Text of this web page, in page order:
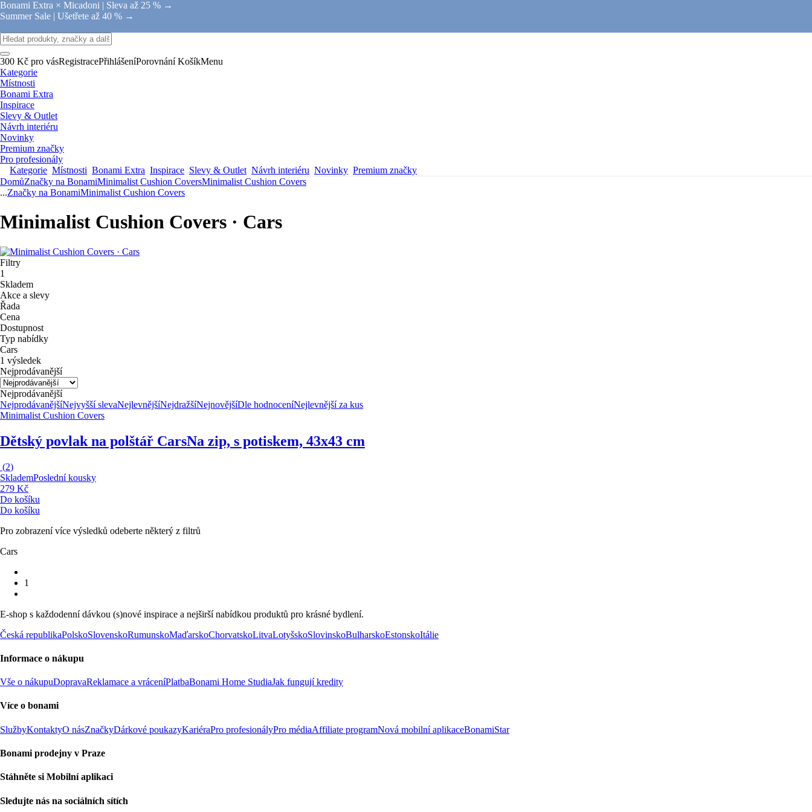
Bonami Extra × Micadoni | Sleva až 25 % →
Summer Sale | Ušetřete až 40 % →
300 Kč pro vásRegistracePřihlášeníPorovnání KošíkMenu
Kategorie
Místnosti
Bonami Extra
Inspirace
Slevy & Outlet
Návrh interiéru
Novinky
Premium značky
Pro profesionály
Kategorie Místnosti Bonami Extra Inspirace Slevy & Outlet Návrh interiéru Novinky Premium značky
DomůZnačky na BonamiMinimalist Cushion CoversMinimalist Cushion Covers
...Značky na BonamiMinimalist Cushion Covers
Minimalist Cushion Covers · Cars
Filtry
1
Skladem
Akce a slevy
Řada
Cena
Dostupnost
Typ nabídky
Cars
1 výsledek
Nejprodávanější
Nejprodávanější
NejprodávanějšíNejvyšší slevaNejlevnějšíNejdražšíNejnovějšíDle hodnoceníNejlevnější za kus
Minimalist Cushion Covers
Dětský povlak na polštář CarsNa zip, s potiskem, 43x43 cm
(2)
SklademPoslední kousky
279 Kč
Do košíku
Do košíku
Pro zobrazení více výsledků odeberte některý z filtrů
Cars
1
E-shop s každodenní dávkou (s)nové inspirace a nejširší nabídkou produktů pro krásné bydlení.
Česká republikaPolskoSlovenskoRumunskoMaďarskoChorvatskoLitvaLotyšskoSlovinskoBulharskoEstonskoItálie
Informace o nákupu
Vše o nákupuDopravaReklamace a vráceníPlatbaBonami Home StudiaJak fungují kredity
Více o bonami
SlužbyKontaktyO násZnačkyDárkové poukazyKariéraPro profesionályPro médiaAffiliate programNová mobilní aplikaceBonamiStar
Bonami prodejny v Praze
Stáhněte si Mobilní aplikaci
Sledujte nás na sociálních sítích